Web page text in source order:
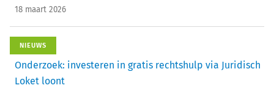
18 maart 2026
NIEUWS
Onderzoek: investeren in gratis rechtshulp via Juridisch
Loket loont